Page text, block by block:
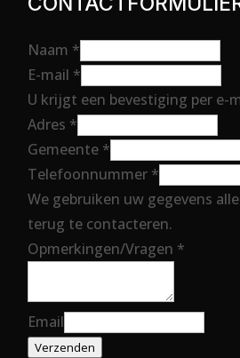
Adres
Naam
Opmerkingen/Vragen
Naam *
E-mail *
U krijgt een bevestiging per e-
Adres *
Gemeente *
Telefoonnummer *
We gebruiken uw gegevens
terug te contacteren.
Opmerkingen/Vragen *
Email
Verzenden